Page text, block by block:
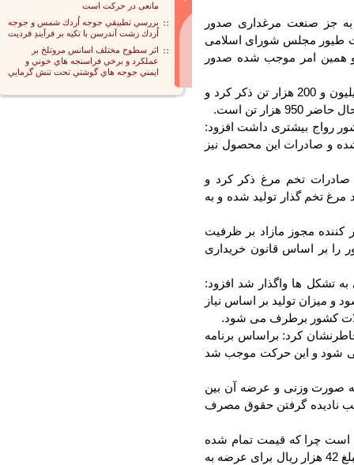
جز صنعت مرغداری صدور
طیور مجلس شورای اسلامی
همین امر موجب شده صدور
وی ظرفیت تولید تخم مرغ در کشور را بیش از یک میلیون و 200 هزار تن ذکر کرد و
تن است.
رواج بیشتری داشت افزود:
و صادرات این محصول نیز
تخم مرغ ذکر کرد و
تخم گذار تولید شده و به
مجوز مازاد بر ظرفیت
بر اساس قانون خریداری
تشکل ها واگذار شد افزود:
میزان تولید بر اساس نیاز
کشور برطرف می شود.
کرد: براساس برنامه
شود و این حرکت موجب شد
صورت وزنی و عرضه آن بین
نادیده گرفتن حقوق مصرف
چرا که قیمت تمام شده
تخم مرغ حدود کیلویی 38 هزار ریال است که باید با مبلغ 42 هزار ریال برای عرضه به
مانعی در حرکت است
بررسي تطبيقي جوجه اُردك شمس و جوجه
اُردك زشت آندرسن با تكيه بر فرآيندِ فرديت
اثر سطوح مختلف اسانس مروتلخ بر
عملكرد و برخي فراسنجه هاي خوني و
ايمني جوجه هاي گوشتي تحت تنش گرمايي